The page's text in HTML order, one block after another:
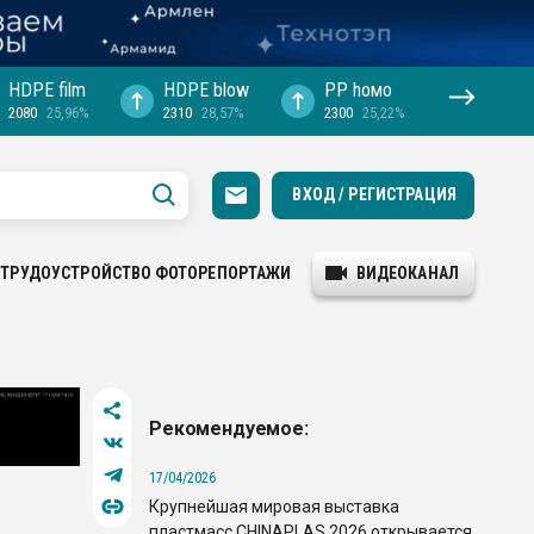
HDPE film
2080 25,96%
HDPE blow
2310 28,57%
PP hомо
2300 25,22%
ВХОД / РЕГИСТРАЦИЯ
ТРУДОУСТРОЙСТВО ФОТОРЕПОРТАЖИ ВИДЕОКАНАЛ
Рекомендуемое:
17/04/2026
Крупнейшая мировая выставка